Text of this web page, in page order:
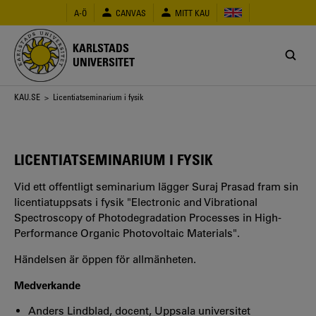
huvudinnehåll
A-Ö CANVAS MITT KAU
KARLSTADS
UNIVERSITET
Länkstig
KAU.SE > Licentiatseminarium i fysik
LICENTIATSEMINARIUM I FYSIK
Vid ett offentligt seminarium lägger Suraj Prasad fram sin
licentiatuppsats i fysik "Electronic and Vibrational
Spectroscopy of Photodegradation Processes in High-
Performance Organic Photovoltaic Materials".
Händelsen är öppen för allmänheten.
Medverkande
Anders Lindblad, docent, Uppsala universitet